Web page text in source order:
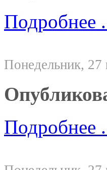
Подробнее
Понедельник,
Подробнее